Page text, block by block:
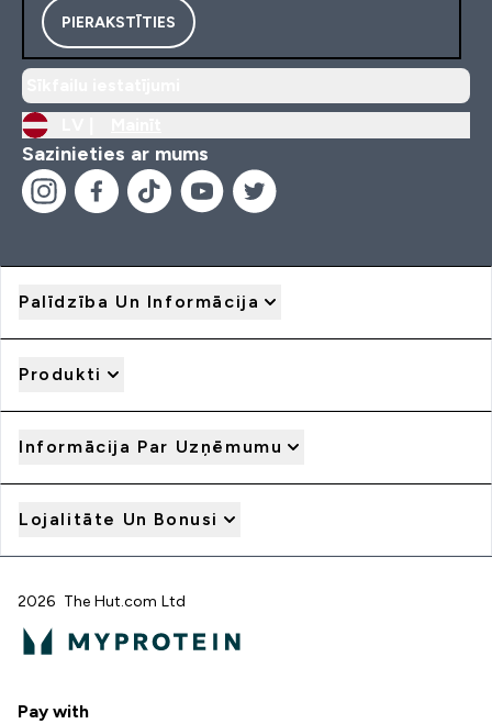
PIERAKSTĪTIES
Sazinieties ar mums
Palīdzība Un Informācija
Produkti
Informācija Par Uzņēmumu
Lojalitāte Un Bonusi
2026 The Hut.com Ltd
Pay with